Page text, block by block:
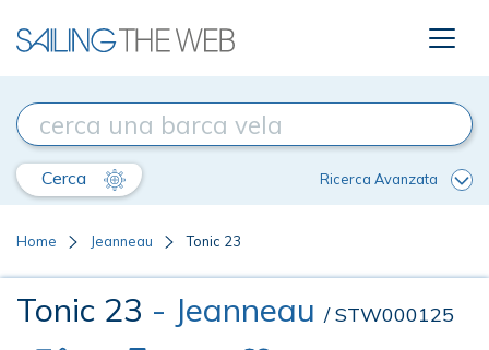
Cerca Ricerca Avanzata
Home Jeanneau Tonic 23
Tonic 23 - Jeanneau / STW000125